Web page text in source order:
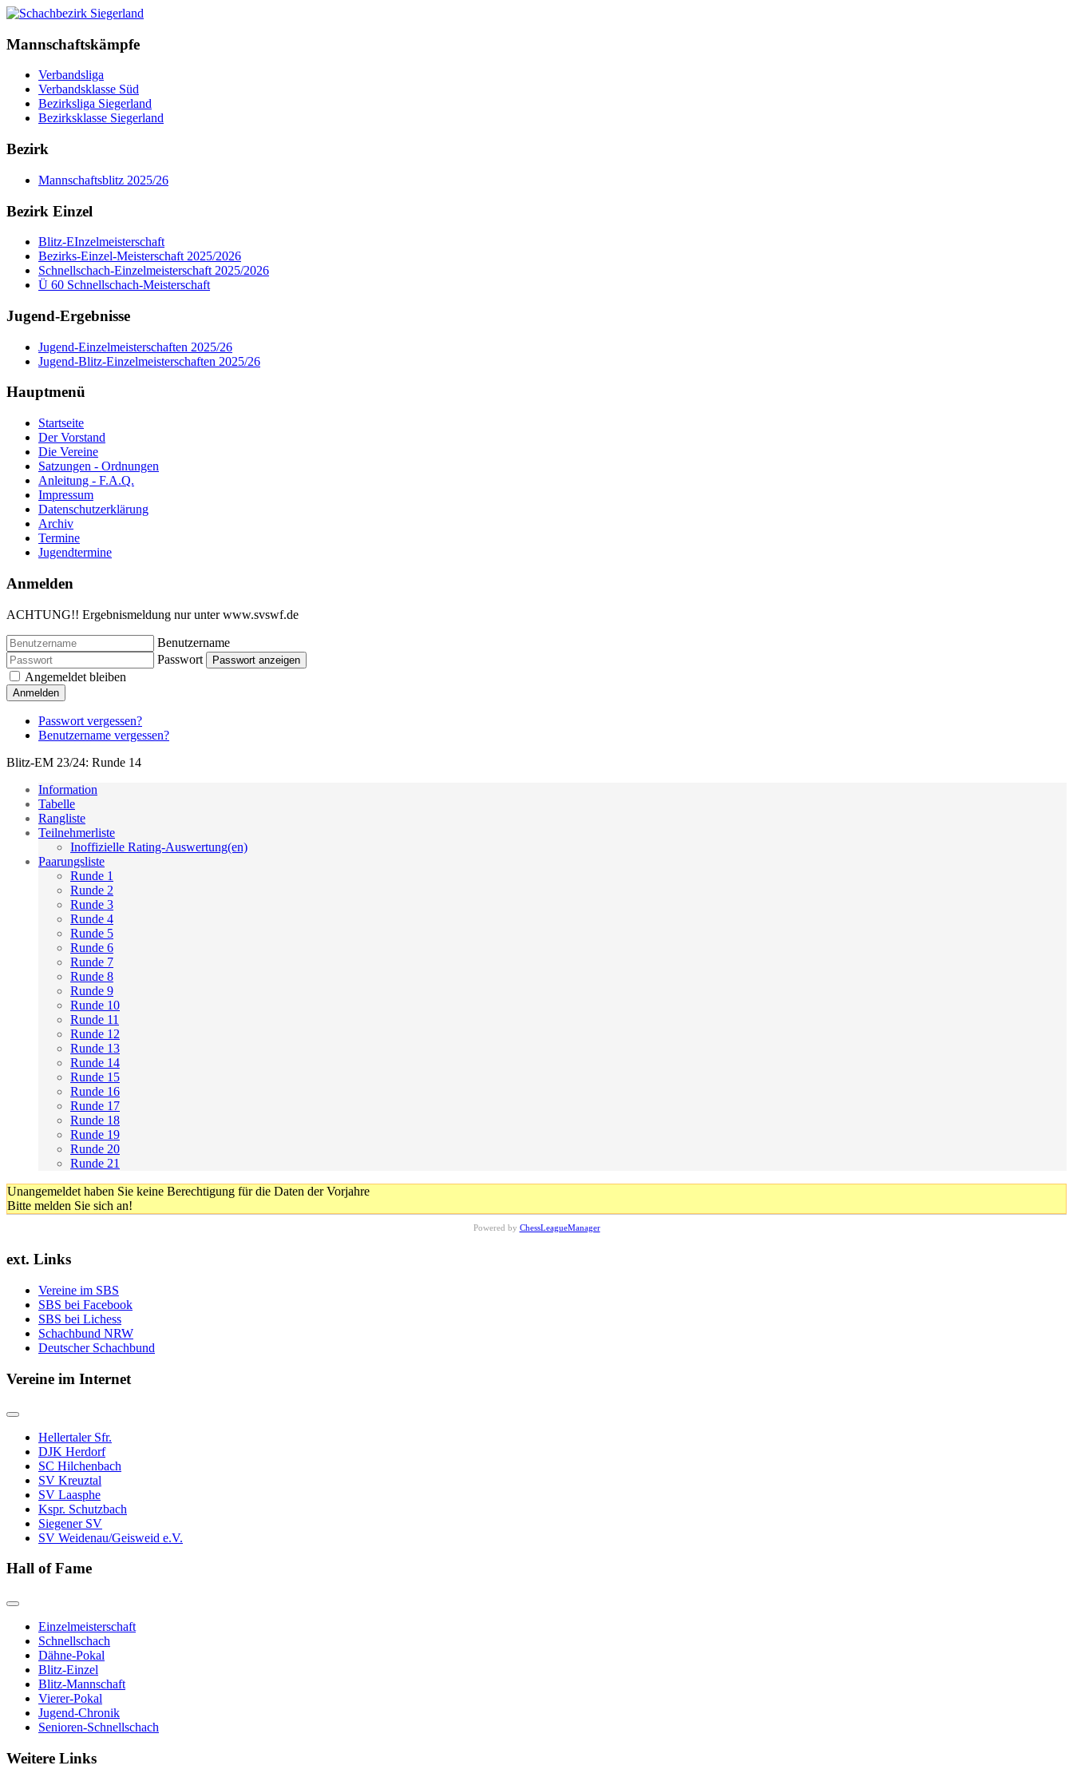
Mannschaftskämpfe
Verbandsliga
Verbandsklasse Süd
Bezirksliga Siegerland
Bezirksklasse Siegerland
Bezirk
Mannschaftsblitz 2025/26
Bezirk Einzel
Blitz-EInzelmeisterschaft
Bezirks-Einzel-Meisterschaft 2025/2026
Schnellschach-Einzelmeisterschaft 2025/2026
Ü 60 Schnellschach-Meisterschaft
Jugend-Ergebnisse
Jugend-Einzelmeisterschaften 2025/26
Jugend-Blitz-Einzelmeisterschaften 2025/26
Hauptmenü
Startseite
Der Vorstand
Die Vereine
Satzungen - Ordnungen
Anleitung - F.A.Q.
Impressum
Datenschutzerklärung
Archiv
Termine
Jugendtermine
Anmelden
ACHTUNG!! Ergebnismeldung nur unter www.svswf.de
Benutzername
Passwort
Passwort anzeigen
Angemeldet bleiben
Anmelden
Passwort vergessen?
Benutzername vergessen?
Blitz-EM 23/24: Runde 14
Information
Tabelle
Rangliste
Teilnehmerliste
Inoffizielle Rating-Auswertung(en)
Paarungsliste
Runde 1
Runde 2
Runde 3
Runde 4
Runde 5
Runde 6
Runde 7
Runde 8
Runde 9
Runde 10
Runde 11
Runde 12
Runde 13
Runde 14
Runde 15
Runde 16
Runde 17
Runde 18
Runde 19
Runde 20
Runde 21
Unangemeldet haben Sie keine Berechtigung für die Daten der Vorjahre
Bitte melden Sie sich an!
Powered by ChessLeagueManager
ext. Links
Vereine im SBS
SBS bei Facebook
SBS bei Lichess
Schachbund NRW
Deutscher Schachbund
Vereine im Internet
Hellertaler Sfr.
DJK Herdorf
SC Hilchenbach
SV Kreuztal
SV Laasphe
Kspr. Schutzbach
Siegener SV
SV Weidenau/Geisweid e.V.
Hall of Fame
Einzelmeisterschaft
Schnellschach
Dähne-Pokal
Blitz-Einzel
Blitz-Mannschaft
Vierer-Pokal
Jugend-Chronik
Senioren-Schnellschach
Weitere Links